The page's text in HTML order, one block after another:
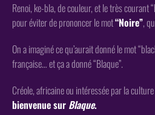
Renoi, ke-bla, de couleur, et le très courant
pour éviter de prononcer le mot“Noire”,
On a imaginé ce qu’aurait donné le mot
française… et ça a donné “Blaque”.
Créole, africaine ou intéressée par la
bienvenue sur Blaque.